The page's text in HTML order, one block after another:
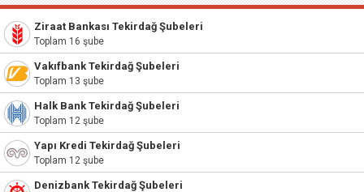
Ziraat Bankası Tekirdağ Şubeleri
Toplam 16 şube
Vakıfbank Tekirdağ Şubeleri
Toplam 13 şube
Halk Bank Tekirdağ Şubeleri
Toplam 12 şube
Yapı Kredi Tekirdağ Şubeleri
Toplam 12 şube
Denizbank Tekirdağ Şubeleri